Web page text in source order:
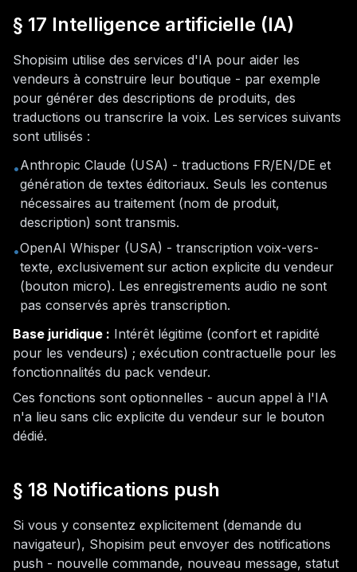
§ 17 Intelligence artificielle (IA)
Shopisim utilise des services d'IA pour aider les
vendeurs à construire leur boutique - par exemple
pour générer des descriptions de produits, des
traductions ou transcrire la voix. Les services suivants
sont utilisés :
•Anthropic Claude (USA) - traductions FR/EN/DE et
génération de textes éditoriaux. Seuls les contenus
nécessaires au traitement (nom de produit,
description) sont transmis.
•OpenAI Whisper (USA) - transcription voix-vers-
texte, exclusivement sur action explicite du vendeur
(bouton micro). Les enregistrements audio ne sont
pas conservés après transcription.
Base juridique : Intérêt légitime (confort et rapidité
pour les vendeurs) ; exécution contractuelle pour les
fonctionnalités du pack vendeur.
Ces fonctions sont optionnelles - aucun appel à l'IA
n'a lieu sans clic explicite du vendeur sur le bouton
dédié.
§ 18 Notifications push
Si vous y consentez explicitement (demande du
navigateur), Shopisim peut envoyer des notifications
push - nouvelle commande, nouveau message, statut